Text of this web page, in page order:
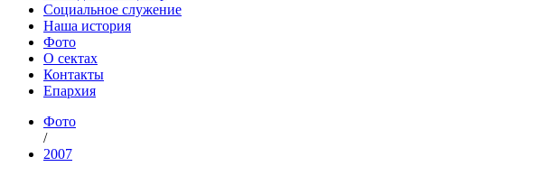
Социальное служение
Наша история
Фото
О сектах
Контакты
Епархия
Фото
/
2007